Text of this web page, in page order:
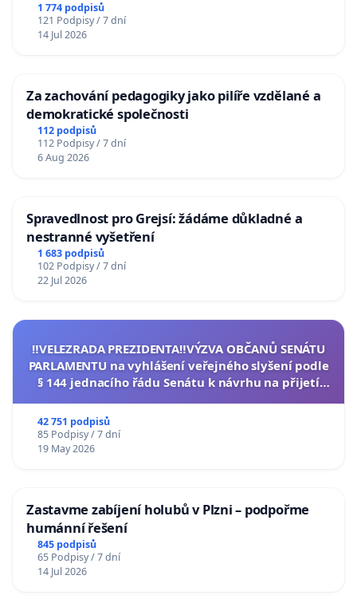
1 774 podpisů
121 Podpisy / 7 dní
14 Jul 2026
Za zachování pedagogiky jako pilíře vzdělané a
demokratické společnosti
112 podpisů
112 Podpisy / 7 dní
6 Aug 2026
Spravedlnost pro Grejsí: žádáme důkladné a
nestranné vyšetření
1 683 podpisů
102 Podpisy / 7 dní
22 Jul 2026
‼️VELEZRADA PREZIDENTA‼️VÝZVA OBČANŮ SENÁTU
PARLAMENTU na vyhlášení veřejného slyšení podle
§ 144 jednacího řádu Senátu k návrhu na přijetí
42 751 podpisů
85 Podpisy / 7 dní
19 May 2026
Zastavme zabíjení holubů v Plzni – podpořme
humánní řešení
845 podpisů
65 Podpisy / 7 dní
14 Jul 2026